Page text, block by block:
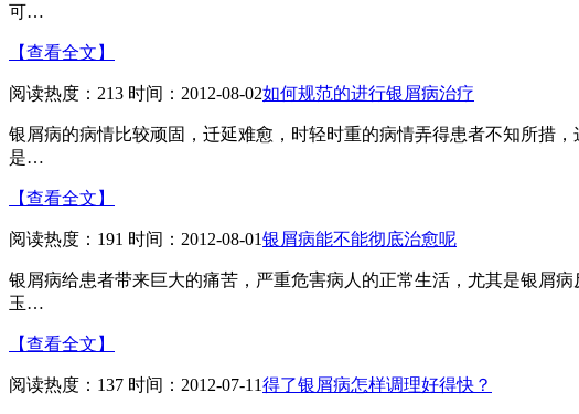
可…
【查看全文】
阅读热度：213 时间：2012-08-02如何规范的进行银屑病治疗
银屑病的病情比较顽固，迁延难愈，时轻时重的病情弄得患者不知所措
是…
【查看全文】
阅读热度：191 时间：2012-08-01银屑病能不能彻底治愈呢
银屑病给患者带来巨大的痛苦，严重危害病人的正常生活，尤其是银屑
玉…
【查看全文】
阅读热度：137 时间：2012-07-11得了银屑病怎样调理好得快？